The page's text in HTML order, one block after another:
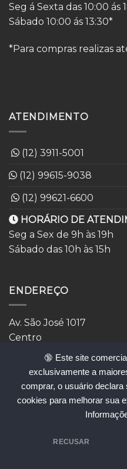
🔞 Este site
exclusivamente a
comprar, o usuário
cookies para melhorar sua
RECUSAR
Seg á Sexta das 10:00 ás
Sábado 10:00 ás 13:30*
*Para compras realizas
ATENDIMENTO
(12) 3911-5001
(12) 99615-9038
(12) 99621-6600
HORÁRIO DE
Seg a Sex de 9h às 19h
Sábado das 10h às 15h
ENDEREÇO
Av. São José 1017
Centro
São José dos Campos
🅿️ Estacionamento do